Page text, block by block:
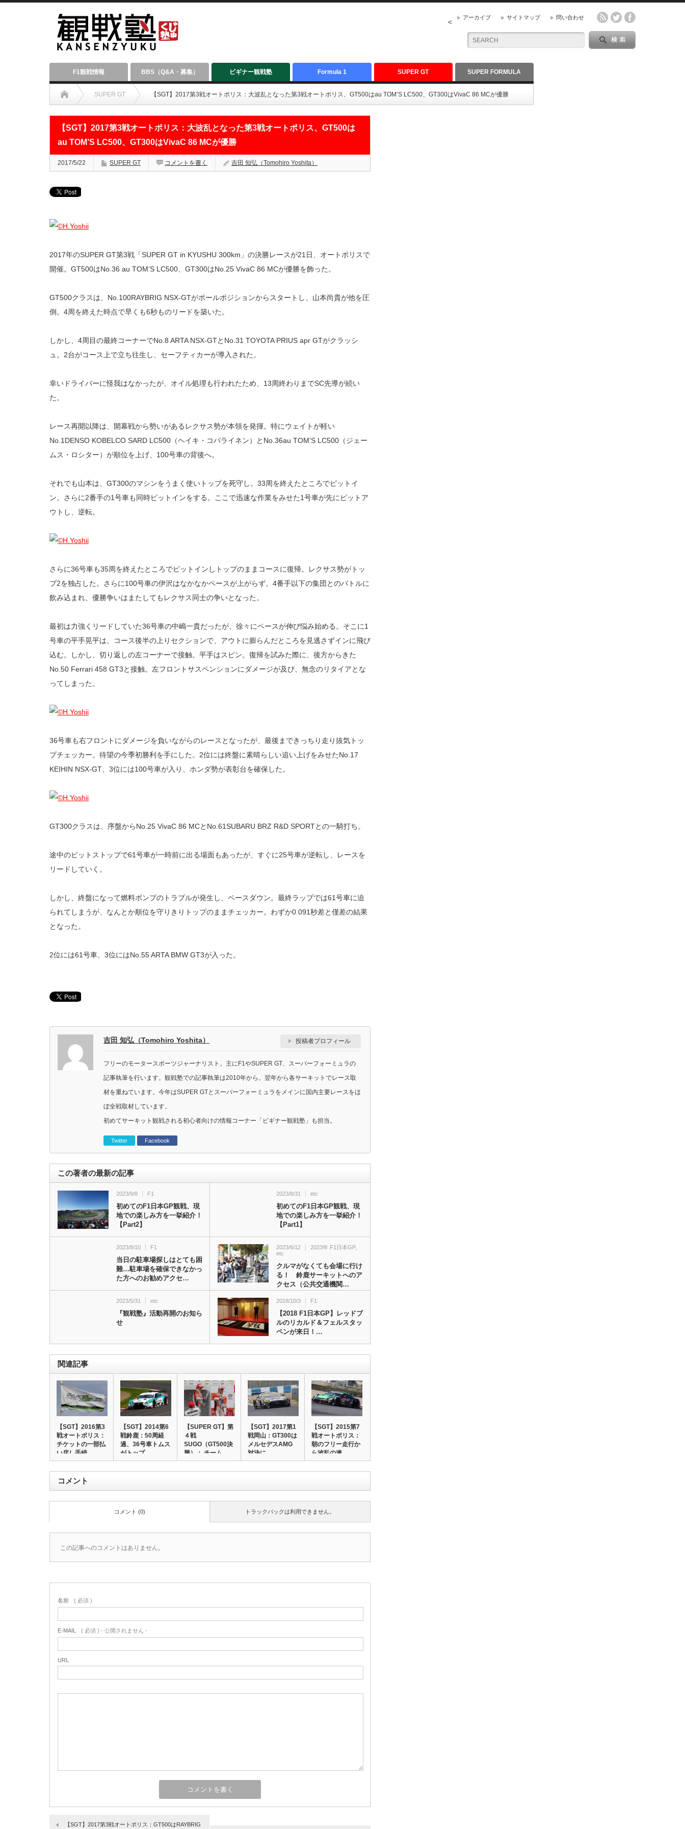
アーカイブ サイトマップ 問い合わせ
<
F1観戦情報 BBS（Q&A・募集） ビギナー観戦塾 Formula 1 SUPER GT SUPER FORMULA
SUPER GT 【SGT】2017第3戦オートポリス：大波乱となった第3戦オートポリス、GT500はau TOM’S LC500、GT300はVivaC 86 MCが優勝
【SGT】2017第3戦オートポリス：大波乱となった第3戦オートポリス、GT500は
au TOM’S LC500、GT300はVivaC 86 MCが優勝
2017/5/22 SUPER GT コメントを書く 吉田 知弘（Tomohiro Yoshita）
2017年のSUPER GT第3戦「SUPER GT in KYUSHU 300km」の決勝レースが21日、オートポリスで
開催。GT500はNo.36 au TOM’S LC500、GT300はNo.25 VivaC 86 MCが優勝を飾った。
GT500クラスは、No.100RAYBRIG NSX-GTがポールポジションからスタートし、山本尚貴が他を圧
倒。4周を終えた時点で早くも6秒ものリードを築いた。
しかし、4周目の最終コーナーでNo.8 ARTA NSX-GTとNo.31 TOYOTA PRIUS apr GTがクラッシ
ュ。2台がコース上で立ち往生し、セーフティカーが導入された。
幸いドライバーに怪我はなかったが、オイル処理も行われたため、13周終わりまでSC先導が続い
た。
レース再開以降は、開幕戦から勢いがあるレクサス勢が本領を発揮。特にウェイトが軽い
No.1DENSO KOBELCO SARD LC500（ヘイキ・コバライネン）とNo.36au TOM’S LC500（ジェー
ムス・ロシター）が順位を上げ、100号車の背後へ。
それでも山本は、GT300のマシンをうまく使いトップを死守し。33周を終えたところでピットイ
ン。さらに2番手の1号車も同時ピットインをする。ここで迅速な作業をみせた1号車が先にピットア
ウトし、逆転。
さらに36号車も35周を終えたところでピットインしトップのままコースに復帰。レクサス勢がトッ
プ2を独占した。さらに100号車の伊沢はなかなかペースが上がらず。4番手以下の集団とのバトルに
飲み込まれ、優勝争いはまたしてもレクサス同士の争いとなった。
最初は力強くリードしていた36号車の中嶋一貴だったが、徐々にペースが伸び悩み始める。そこに1
号車の平手晃平は、コース後半の上りセクションで、アウトに膨らんだところを見逃さずインに飛び
込む。しかし、切り返しの左コーナーで接触。平手はスピン。復帰を試みた際に、後方からきた
No.50 Ferrari 458 GT3と接触。左フロントサスペンションにダメージが及び、無念のリタイアとな
ってしまった。
36号車も右フロントにダメージを負いながらのレースとなったが、最後まできっちり走り抜気トッ
プチェッカー。待望の今季初勝利を手にした。2位には終盤に素晴らしい追い上げをみせたNo.17
KEIHIN NSX-GT、3位には100号車が入り、ホンダ勢が表彰台を確保した。
GT300クラスは、序盤からNo.25 VivaC 86 MCとNo.61SUBARU BRZ R&D SPORTとの一騎打ち。
途中のピットストップで61号車が一時前に出る場面もあったが、すぐに25号車が逆転し、レースを
リードしていく。
しかし、終盤になって燃料ポンプのトラブルが発生し、ペースダウン。最終ラップでは61号車に迫
られてしまうが、なんとか順位を守りきりトップのままチェッカー。わずか0.091秒差と僅差の結果
となった。
2位には61号車、3位にはNo.55 ARTA BMW GT3が入った。
吉田 知弘（Tomohiro Yoshita） 投稿者プロフィール
フリーのモータースポーツジャーナリスト。主にF1やSUPER GT、スーパーフォーミュラの
記事執筆を行います。観戦塾での記事執筆は2010年から。翌年から各サーキットでレース取
材を重ねています。今年はSUPER GTとスーパーフォーミュラをメインに国内主要レースをほ
ぼ全戦取材しています。
初めてサーキット観戦される初心者向けの情報コーナー「ビギナー観戦塾」も担当。
Twitter Facebook
この著者の最新の記事
2023/9/8 F1
初めてのF1日本GP観戦、現
地での楽しみ方を一挙紹介！
【Part2】
2023/8/31 etc
初めてのF1日本GP観戦、現
地での楽しみ方を一挙紹介！
【Part1】
2023/8/10 F1
当日の駐車場探しはとても困
難…駐車場を確保できなかっ
た方へのお勧めアクセ…
2023/6/12 2023年 F1日本GP,
etc
クルマがなくても会場に行け
る！ 鈴鹿サーキットへのア
クセス（公共交通機関…
2023/5/31 etc
『観戦塾』活動再開のお知ら
せ
2018/10/3 F1
【2018 F1日本GP】レッドブ
ルのリカルド＆フェルスタッ
ペンが来日！…
関連記事
【SGT】2016第3
戦オートポリス：
チケットの一部払
い戻し手続…
【SGT】2014第6
戦鈴鹿：50周経
過、36号車トムス
がトップ…
【SUPER GT】第
４戦
SUGO（GT500決
勝）： チーム
ル…
【SGT】2017第1
戦岡山：GT300は
メルセデスAMG
対決に…
【SGT】2015第7
戦オートポリス：
朝のフリー走行か
ら波乱の連…
コメント
トラックバックは利用できません。
コメント (0)
この記事へのコメントはありません。
名前 ( 必須 )
E-MAIL ( 必須 ) - 公開されません -
URL
【SGT】2017第3戦オートポリス：GT500はRAYBRIG